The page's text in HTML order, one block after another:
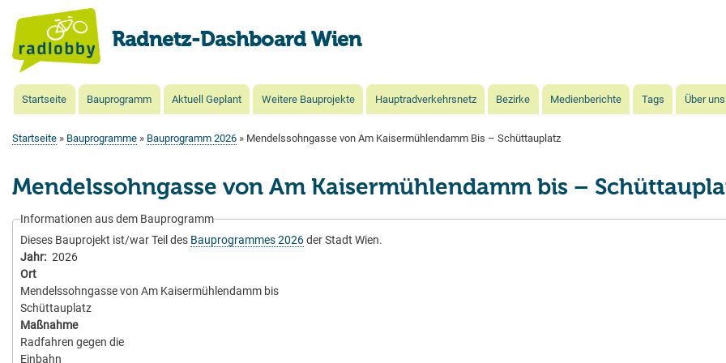
Radnetz-Dashboard Wien
MainStartseite Bauprogramm Aktuell Geplant Weitere Bauprojekte Hauptradverkehrsnetz Bezirke Medienberichte Tags Über uns
Startseite Bauprogramme Bauprogramm 2026 Mendelssohngasse von Am Kaisermühlendamm Bis – Schüttauplatz
Mendelssohngasse von Am Kaisermühlendamm bis –
Informationen aus dem Bauprogramm
Dieses Bauprojekt ist/war Teil des Bauprogrammes 2026der Stadt Wien.
Jahr
2026
Ort
Mendelssohngasse von Am Kaisermühlendamm bis
Schüttauplatz
Maßnahme
Radfahren gegen die
Einbahn